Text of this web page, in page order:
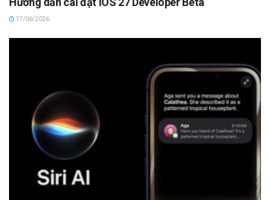
17/06/2026